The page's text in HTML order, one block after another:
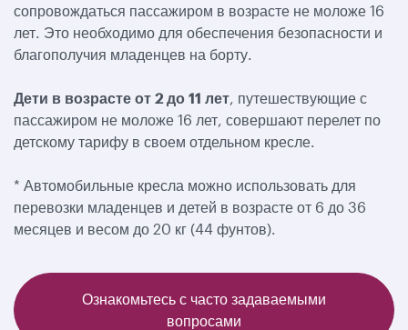
сопровождаться пассажиром в возрасте не моложе 16
лет. Это необходимо для обеспечения безопасности и
благополучия младенцев на борту.
Дети в возрасте от 2 до 11 лет, путешествующие с
пассажиром не моложе 16 лет, совершают перелет по
детскому тарифу в своем отдельном кресле.
* Автомобильные кресла можно использовать для
перевозки младенцев и детей в возрасте от 6 до 36
месяцев и весом до 20 кг (44 фунтов).
Ознакомьтесь с часто задаваемыми
вопросами